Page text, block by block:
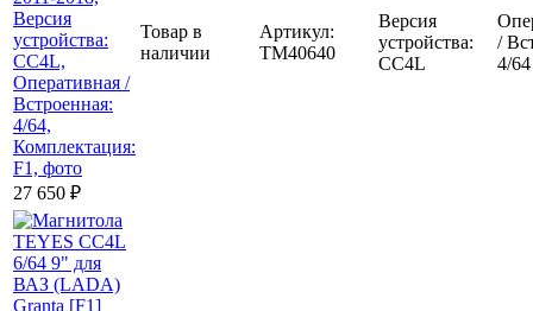
27 650 ₽
Товар в
наличии
Артикул:
TM40640
Версия
устройства:
CC4L
/
4/64